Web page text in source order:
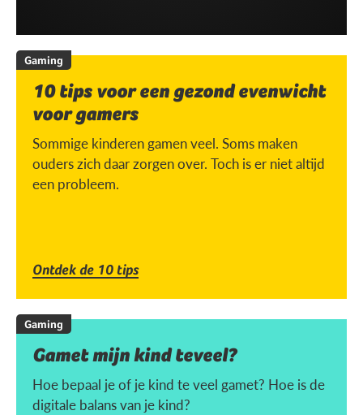
Gaming
10 tips voor een gezond evenwicht
voor gamers
Sommige kinderen gamen veel. Soms maken
ouders zich daar zorgen over. Toch is er niet altijd
een probleem.
Ontdek de 10 tips
Gaming
Gamet mijn kind teveel?
Hoe bepaal je of je kind te veel gamet? Hoe is de
digitale balans van je kind?